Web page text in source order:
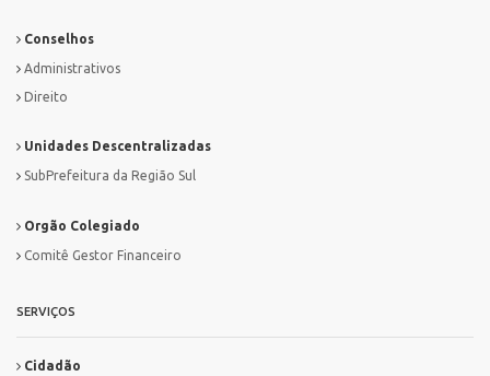
Conselhos
Administrativos
Direito
Unidades Descentralizadas
SubPrefeitura da Região Sul
Orgão Colegiado
Comitê Gestor Financeiro
SERVIÇOS
Cidadão